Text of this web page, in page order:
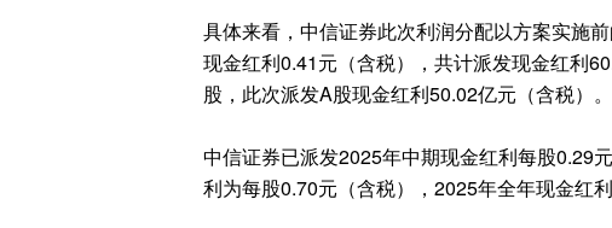
具体来看，中信证券此次利润分配以方案实施
现金红利0.41元（含税），共计派发现金红利
股，此次派发A股现金红利50.02亿元（含税）。
中信证券已派发2025年中期现金红利每股0.29
利为每股0.70元（含税），2025年全年现金红